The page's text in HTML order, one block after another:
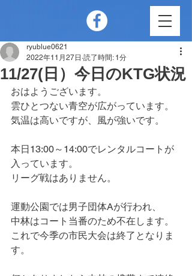
11/27(日）今日のKTG状況
ryublue0621
2022年11月27日 読了時間: 1分
おはようございます。
雲ひとつない青空が広がっています。
気温は高いですが、風が強いです。
本日13:00～14:00でレンタルコートが
入っています。
リーグ戦はありません。
運動公園では男子団体Aが行われ、
中林はコート当番のため不在します。
これで今季の市民大会は終了となりま
す。